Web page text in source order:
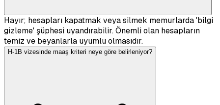
Hayır; hesapları kapatmak veya silmek memurlarda 'bilgi
gizleme' şüphesi uyandırabilir. Önemli olan hesapların
temiz ve beyanlarla uyumlu olmasıdır.
H-1B vizesinde maaş kriteri neye göre belirleniyor?